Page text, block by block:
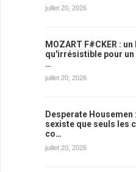
juillet 20, 2026
MOZART F#CKER :
qu'irrésistible pour
…
juillet 20, 2026
Desperate Housemen
sexiste que seuls les
co…
juillet 20, 2026